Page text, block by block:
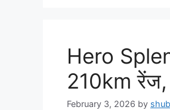
Hero
210km रेंज,
February 3, 2026 by